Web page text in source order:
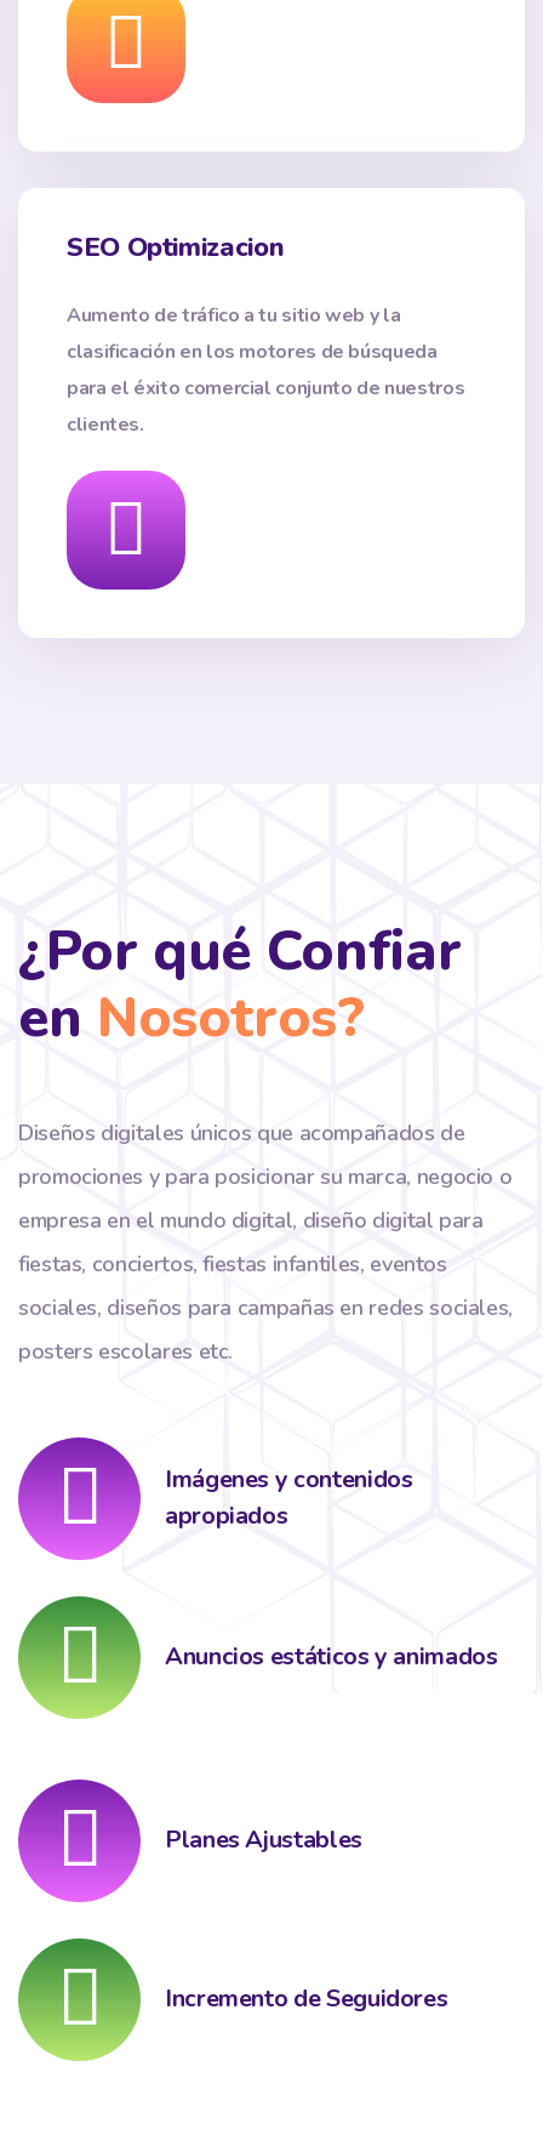
SEO Optimizacion
Aumento de tráfico a tu sitio web y la
clasificación en los motores de búsqueda
para el éxito comercial conjunto de nuestros
clientes.
¿Por qué Confiar
en Nosotros?
Diseños digitales únicos que acompañados de
promociones y para posicionar su marca, negocio o
empresa en el mundo digital, diseño digital para
fiestas, conciertos, fiestas infantiles, eventos
sociales, diseños para campañas en redes sociales,
posters escolares etc.
Imágenes y contenidos
apropiados
Anuncios estáticos y animados
Planes Ajustables
Incremento de Seguidores